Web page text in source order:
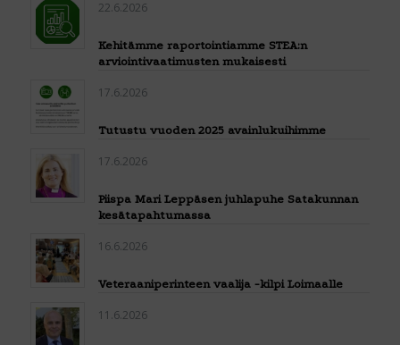
22.6.2026
Kehitämme raportointiamme STEA:n
arviointivaatimusten mukaisesti
17.6.2026
Tutustu vuoden 2025 avainlukuihimme
17.6.2026
Piispa Mari Leppäsen juhlapuhe Satakunnan
kesätapahtumassa
16.6.2026
Veteraaniperinteen vaalija -kilpi Loimaalle
11.6.2026